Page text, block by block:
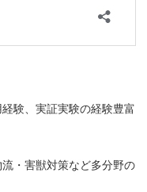
験、実証実験の経験豊富
・害獣対策など多分野の